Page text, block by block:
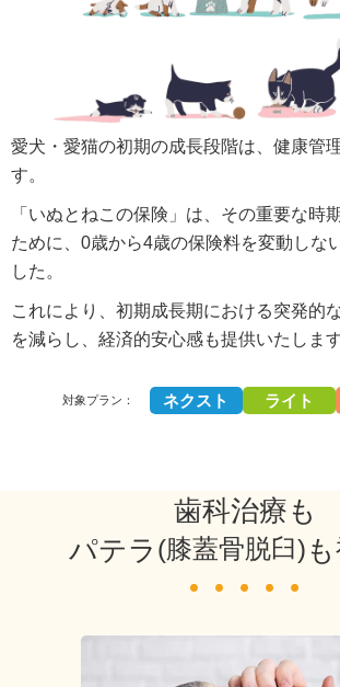
愛犬・愛猫の初期の成長段階は、健康管
す。
「いぬとねこの保険」は、その重要な時
ために、0歳から4歳の保険料を変動しな
した。
これにより、初期成長期における突発的
を減らし、経済的安心感も提供いたします
対象プラン： ネクスト ライト
歯科治療も
パテラ (膝蓋骨脱臼)